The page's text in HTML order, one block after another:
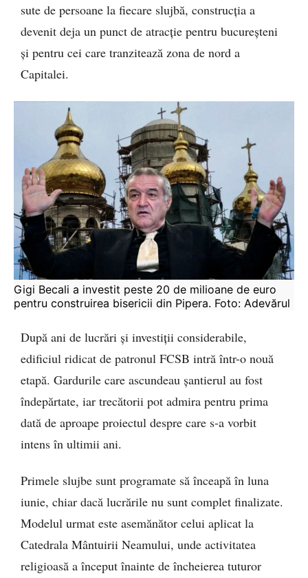
sute de persoane la fiecare slujbă, construcția a
devenit deja un punct de atracție pentru bucureșteni
și pentru cei care tranzitează zona de nord a
Capitalei.
Gigi Becali a investit peste 20 de milioane de euro
pentru construirea bisericii din Pipera. Foto: Adevărul
După ani de lucrări și investiții considerabile,
edificiul ridicat de patronul FCSB intră într-o nouă
etapă. Gardurile care ascundeau șantierul au fost
îndepărtate, iar trecătorii pot admira pentru prima
dată de aproape proiectul despre care s-a vorbit
intens în ultimii ani.
Primele slujbe sunt programate să înceapă în luna
iunie, chiar dacă lucrările nu sunt complet finalizate.
Modelul urmat este asemănător celui aplicat la
Catedrala Mântuirii Neamului, unde activitatea
religioasă a început înainte de încheierea tuturor